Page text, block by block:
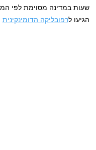
שעות במדינה מסוימת לפי
הגיעו לרפובליקה הדומינקינית